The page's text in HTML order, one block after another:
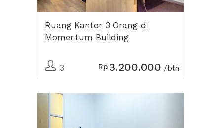
Ruang Kantor 3 Orang di
Momentum Building
3 Rp 3.200.000 /bln
Previous